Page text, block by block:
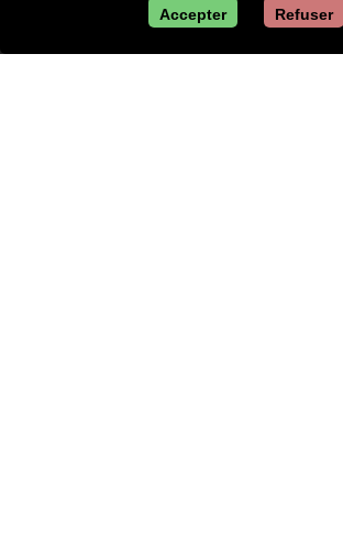
communes
Wallonie
Accepter Refuser